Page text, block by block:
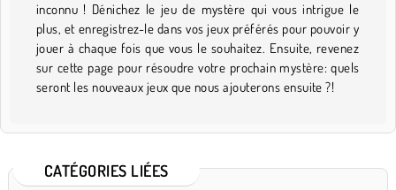
inconnu ! Dénichez le jeu de mystère qui vous intrigue le
plus, et enregistrez-le dans vos jeux préférés pour pouvoir y
jouer à chaque fois que vous le souhaitez. Ensuite, revenez
sur cette page pour résoudre votre prochain mystère: quels
seront les nouveaux jeux que nous ajouterons ensuite ?!
CATÉGORIES LIÉES